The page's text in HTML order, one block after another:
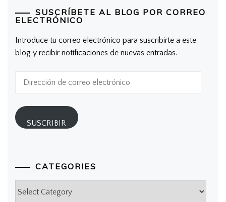
SUSCRÍBETE AL BLOG POR CORREO
ELECTRÓNICO
Introduce tu correo electrónico para suscribirte a este
blog y recibir notificaciones de nuevas entradas.
electrónico
SUSCRIBIR
CATEGORIES